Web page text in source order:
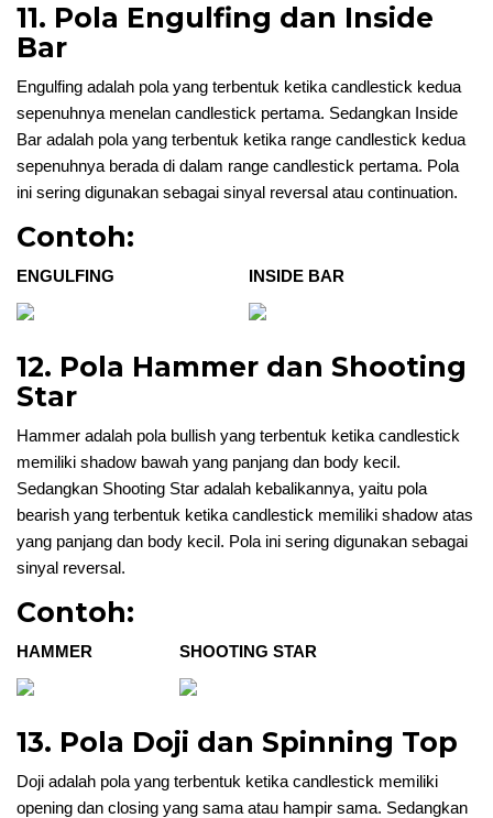
11. Pola Engulfing dan Inside
Bar
Engulfing adalah pola yang terbentuk ketika candlestick kedua
sepenuhnya menelan candlestick pertama. Sedangkan Inside
Bar adalah pola yang terbentuk ketika range candlestick kedua
sepenuhnya berada di dalam range candlestick pertama. Pola
ini sering digunakan sebagai sinyal reversal atau continuation.
Contoh:
ENGULFING INSIDE BAR
12. Pola Hammer dan Shooting
Star
Hammer adalah pola bullish yang terbentuk ketika candlestick
memiliki shadow bawah yang panjang dan body kecil.
Sedangkan Shooting Star adalah kebalikannya, yaitu pola
bearish yang terbentuk ketika candlestick memiliki shadow atas
yang panjang dan body kecil. Pola ini sering digunakan sebagai
sinyal reversal.
Contoh:
HAMMER SHOOTING STAR
13. Pola Doji dan Spinning Top
Doji adalah pola yang terbentuk ketika candlestick memiliki
opening dan closing yang sama atau hampir sama. Sedangkan